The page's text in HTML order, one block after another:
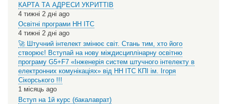
КАРТА ТА АДРЕСИ УКРИТТІВ
4 тижні 2 дні ago
Освітні програми НН ІТС
4 тижні 2 дні ago
🚀 Штучний інтелект змінює світ. Стань тим, хто його
створює! Вступай на нову міждисциплінарну освітню
програму G5+F7 «Інженерія систем штучного інтелекту в
електронних комунікаціях» від НН ІТС КПІ ім. Ігоря
Сікорського !!!
1 місяць ago
Вступ на 1й курс (бакалаврат)